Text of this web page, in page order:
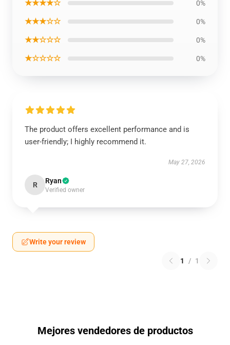
★★★★☆ 0%
★★★☆☆ 0%
★★☆☆☆ 0%
★☆☆☆☆ 0%
The product offers excellent performance and is
user-friendly; I highly recommend it.
May 27, 2026
R Ryan
Verified owner
Write your review
1 / 1
Mejores vendedores de productos